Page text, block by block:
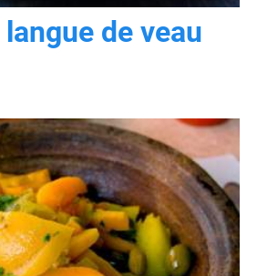
de veau